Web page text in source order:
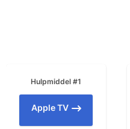
Hulpmiddel #1
Apple TV